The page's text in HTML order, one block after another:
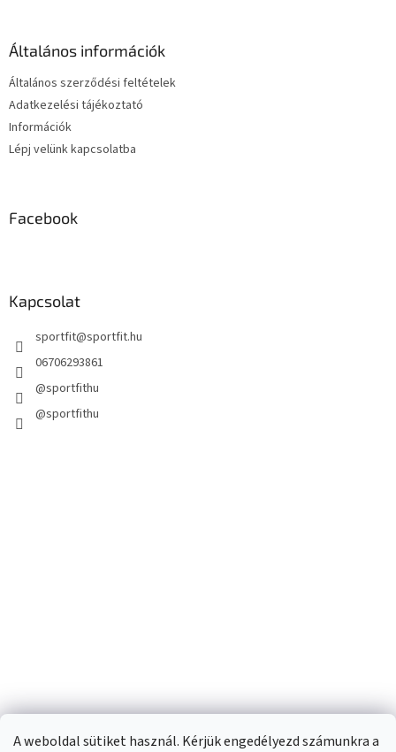
A weboldal sütiket használ. Kérjük engedélyezd számunkra a
Általános információk
Általános szerződési feltételek
Adatkezelési tájékoztató
Információk
Lépj velünk kapcsolatba
Facebook
Kapcsolat
sportfit@sportfit.hu
06706293861
@sportfithu
@sportfithu